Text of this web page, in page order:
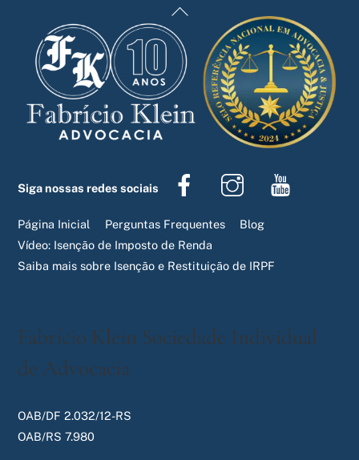
Back
Top
Siga nossas redes sociais
Facebook Instagram
Página Inicial Perguntas Frequentes
Blog
Vídeo: Isenção de Imposto de Renda
Saiba mais sobre Isenção e Restituição de IRPF
Fabrício Klein Sociedade Individual
de Advocacia
OAB/DF 2.032/12-RS
OAB/RS 7.980